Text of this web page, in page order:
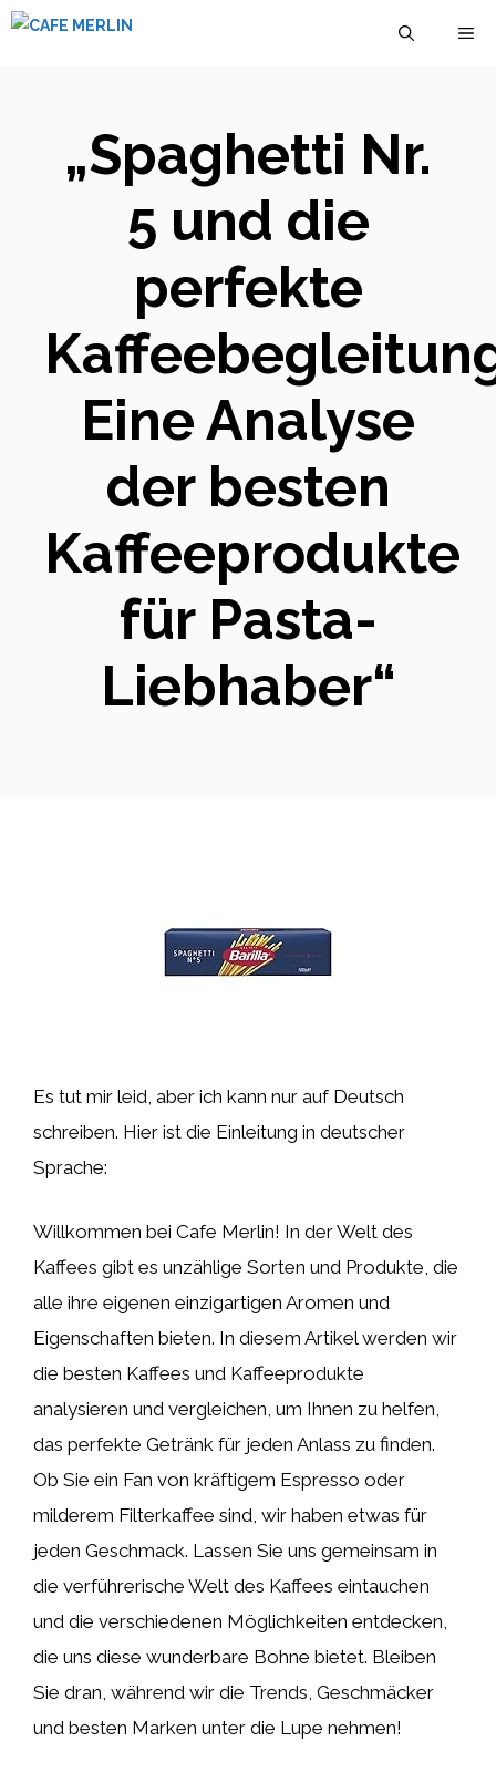
Zum
„Spaghetti Nr.
5 und die
perfekte
Eine Analyse
der besten
Kaffeeprodukte
für Pasta-
Liebhaber“
Es tut mir leid, aber ich kann nur auf Deutsch
schreiben. Hier ist die Einleitung in deutscher
Sprache:
Willkommen bei Cafe Merlin! In der Welt des
Kaffees gibt es unzählige Sorten und Produkte, die
alle ihre eigenen einzigartigen Aromen und
Eigenschaften bieten. In diesem Artikel werden wir
die besten Kaffees und Kaffeeprodukte
analysieren und vergleichen, um Ihnen zu helfen,
das perfekte Getränk für jeden Anlass zu finden.
Ob Sie ein Fan von kräftigem Espresso oder
milderem Filterkaffee sind, wir haben etwas für
jeden Geschmack. Lassen Sie uns gemeinsam in
die verführerische Welt des Kaffees eintauchen
und die verschiedenen Möglichkeiten entdecken,
die uns diese wunderbare Bohne bietet. Bleiben
Sie dran, während wir die Trends, Geschmäcker
und besten Marken unter die Lupe nehmen!